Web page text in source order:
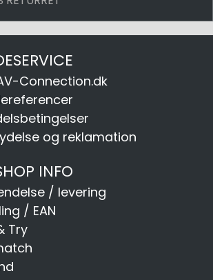
Connection.dk
og reklamation
INFO
/ levering
/ EAN
Try